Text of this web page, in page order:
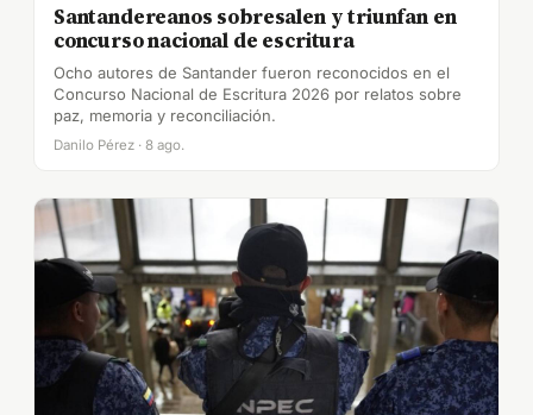
Santandereanos sobresalen y triunfan en
concurso nacional de escritura
Ocho autores de Santander fueron reconocidos en el
Concurso Nacional de Escritura 2026 por relatos sobre
paz, memoria y reconciliación.
Danilo Pérez · 8 ago.